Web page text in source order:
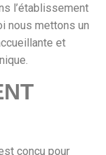
l’établissement
nous mettons un
et
conçu pour